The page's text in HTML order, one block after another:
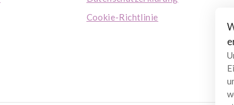
Cookie-Richtlinie